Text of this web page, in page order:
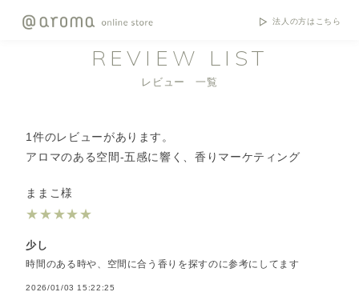
法人の方はこちら
REVIEW LIST
レビュー 一覧
1件のレビューがあります。
アロマのある空間-五感に響く、香りマーケティング
ままこ様
★★★★★
少し
時間のある時や、空間に合う香りを探すのに参考にしてます
2026/01/03 15:22:25